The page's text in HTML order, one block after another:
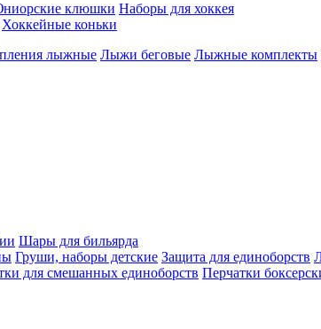
клюшки Наборы для хоккея
Хоккейные коньки
лыжные Лыжи беговые Лыжные комплекты
Шары для бильярда
Груши, наборы детские Защита для единоборств
для смешанных единоборств Перчатки